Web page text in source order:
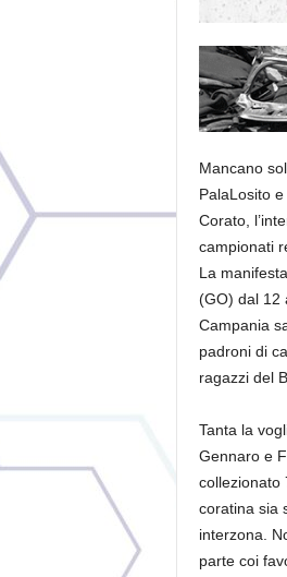
Mancano
PalaLosito
Corato,
campionati
La
(GO) dal 12
Campania
padroni di
ragazzi del
Tanta la
Gennaro e
collezionato
coratina sia
interzona.
parte coi